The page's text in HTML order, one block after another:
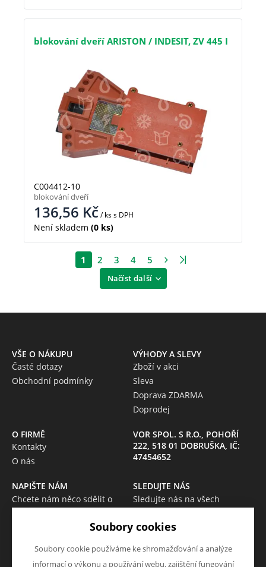
blokování dveří ARISTON / INDESIT, ZV 445 I
C004412-10
136,56 Kč/ kss DPH
Není skladem (0 ks)
blokování dveří
Načíst další
1 2 3 4 5
VŠE O NÁKUPU
Časté dotazy
Obchodní podmínky
VÝHODY A SLEVY
Zboží v akci
Sleva
Doprava ZDARMA
Doprodej
O FIRMĚ
Kontakty
O nás
VOR SPOL. S R.O., POHOŘÍ
222, 518 01 DOBRUŠKA, IČ:
47454652
NAPIŠTE NÁM
Chcete nám něco sdělit o
shopu? Neváhejte napsat.
Chci napsat zprávu
SLEDUJTE NÁS
Sledujte nás na všech
neunikne!
Soubory cookies
Soubory cookie používáme ke shromažďování a analýze
informací o výkonu a používání webu, zajištění fungování